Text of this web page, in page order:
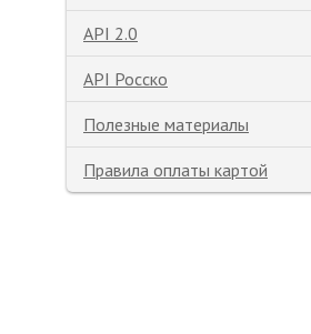
API 2.0
API Росско
Полезные материалы
Правила оплаты картой